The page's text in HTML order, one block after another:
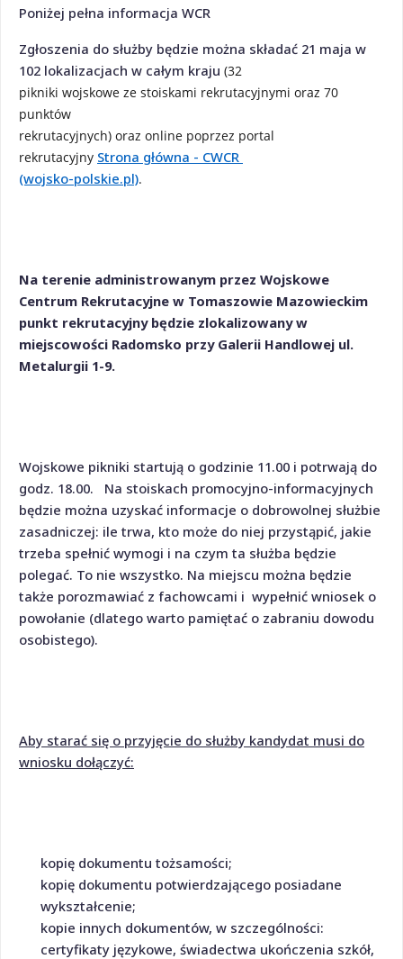
Poniżej pełna informacja WCR
Zgłoszenia do służby będzie można składać 21 maja w
102 lokalizacjach w całym kraju (32
pikniki wojskowe ze stoiskami rekrutacyjnymi oraz 70
punktów
rekrutacyjnych) oraz online poprzez portal
rekrutacyjny Strona główna - CWCR
(wojsko-polskie.pl).
Na terenie administrowanym przez Wojskowe
Centrum Rekrutacyjne w Tomaszowie Mazowieckim
punkt rekrutacyjny będzie zlokalizowany w
miejscowości Radomsko przy Galerii Handlowej ul.
Metalurgii 1-9.
Wojskowe pikniki startują o godzinie 11.00 i potrwają do
godz. 18.00. Na stoiskach promocyjno-informacyjnych
będzie można uzyskać informacje o dobrowolnej służbie
zasadniczej: ile trwa, kto może do niej przystąpić, jakie
trzeba spełnić wymogi i na czym ta służba będzie
polegać. To nie wszystko. Na miejscu można będzie
także porozmawiać z fachowcami i wypełnić wniosek o
powołanie (dlatego warto pamiętać o zabraniu dowodu
osobistego).
Aby starać się o przyjęcie do służby kandydat musi do
wniosku dołączyć:
kopię dokumentu tożsamości;
kopię dokumentu potwierdzającego posiadane
wykształcenie;
kopie innych dokumentów, w szczególności:
certyfikaty językowe, świadectwa ukończenia szkół,